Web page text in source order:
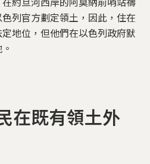
列官方劃定領土，因此，住在
地位，但他們在以色列政府默
在既有領土外